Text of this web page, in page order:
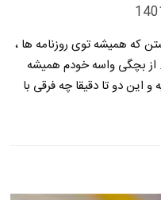
که همیشه توی روزنامه ها ،
از بچگی واسه خودم همیشه
این دو تا دقیقا چه فرقی با